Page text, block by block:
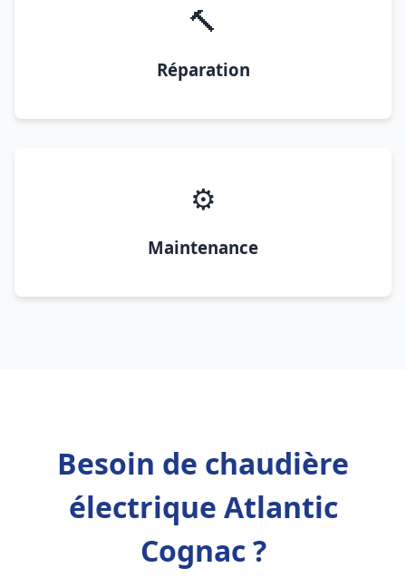
🔨
Réparation
⚙️
Maintenance
Besoin de chaudière
électrique Atlantic
Cognac ?